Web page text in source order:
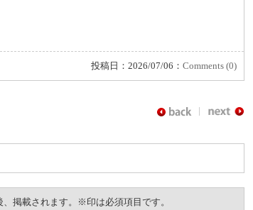
投稿日：2026/07/06： Comments (0)
掲載されます。※印は必須項目です。